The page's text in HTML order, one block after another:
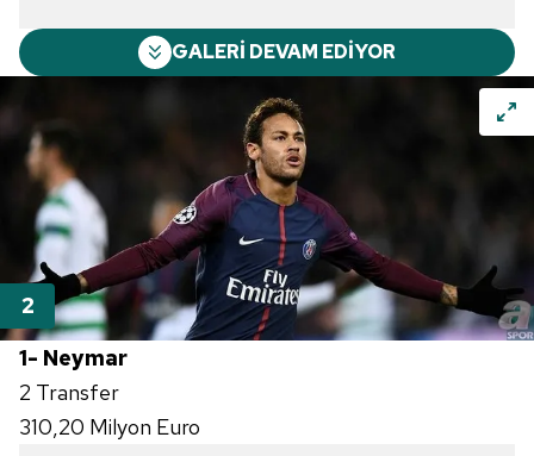
GALERİ DEVAM EDİYOR
1- Neymar
2 Transfer
310,20 Milyon Euro